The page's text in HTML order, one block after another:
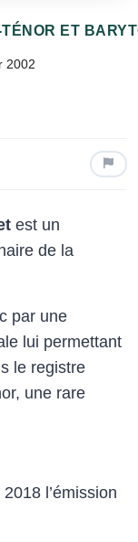
ET
2002
est un
de la
par une
lui permettant
le registre
une rare
l’émission